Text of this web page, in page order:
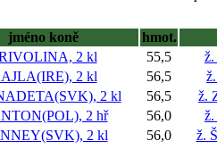
jméno koně
hmot.
2 kl 55,5
2 kl 56,5
2 kl 56,5
ž.
2 hř 56,0
ž.
2 kl 56,0
ž.